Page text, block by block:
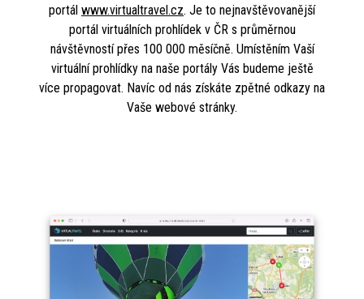
portál www.virtualtravel.cz. Je to nejnavštěvovanější
portál virtuálních prohlídek v ČR s průměrnou
návštěvností přes 100 000 měsíčně. Umístěním Vaší
virtuální prohlídky na naše portály Vás budeme ještě
více propagovat. Navíc od nás získáte zpětné odkazy na
Vaše webové stránky.